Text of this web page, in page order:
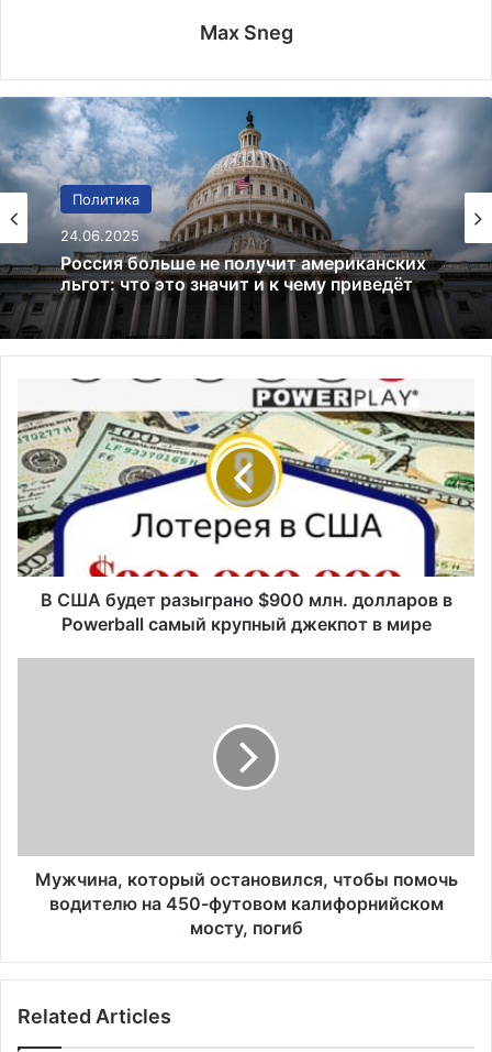
Max Sneg
Политика
24.06.2025
Россия больше не получит американских
Финансы
02.01.2025
Bitcoin преодолевает $97 000:
С
Ш
А
б
у
д
е
т
.
о
В США будет разыграно $900 млн. долларов в
Powerball самый крупный джекпот в мире
к
о
Мужчина, который остановился, чтобы помочь
водителю на 450-футовом калифорнийском
мосту, погиб
Related Articles